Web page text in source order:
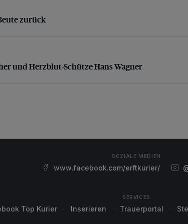
zurück
zurück
und Herzblut-Schütze Hans Wagner
und Herzblut-Schütze Hans Wagner
SOZIALE MEDIEN
www.facebook.com/erftkurier/
SERVICES
Top Kurier Inserieren Trauerportal